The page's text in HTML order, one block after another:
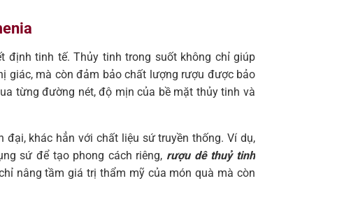
định tinh tế. Thủy tinh trong suốt không chỉ giúp
giác, mà còn đảm bảo chất lượng rượu được bảo
từng đường nét, độ mịn của bề mặt thủy tinh và
khác hẳn với chất liệu sứ truyền thống. Ví dụ,
sứ để tạo phong cách riêng, rượu dê thuỷ tinh
nâng tầm giá trị thẩm mỹ của món quà mà còn